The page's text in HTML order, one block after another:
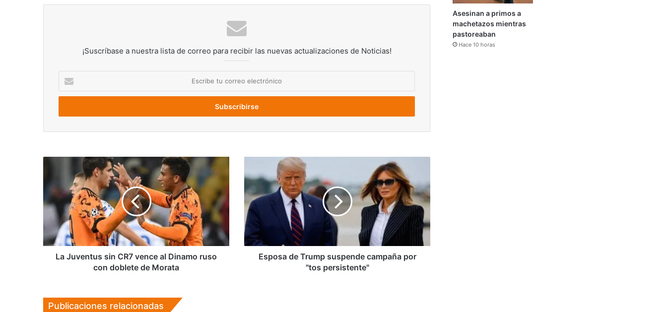
¡Suscríbase a nuestra lista de correo para recibir las nuevas actualizaciones de Noticias!
correo
sin
CR7
vence
Dinamo
ruso
con
dobleteLa Juventus sin CR7 vence al Dinamo ruso
con doblete de Morata
Trump
suspende
campaña
por
"tos
persistente"
Esposa de Trump suspende campaña por
"tos persistente"
Publicaciones relacionadas
Asesinan a primos a
machetazos mientras
pastoreaban
Hace 10 horas